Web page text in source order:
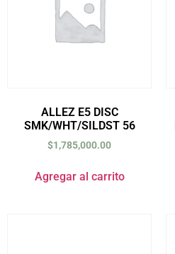
ALLEZ E5 DISC
SMK/WHT/SILDST 56
$1,785,000.00
Agregar al carrito